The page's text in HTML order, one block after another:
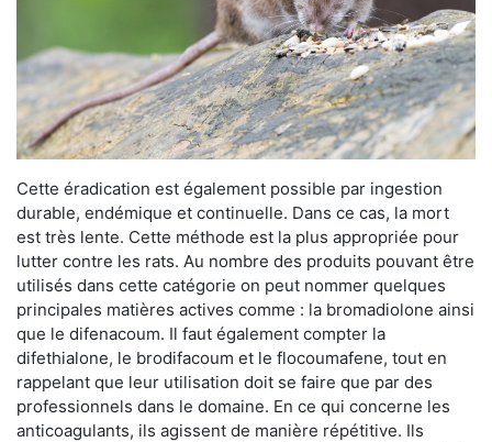
Cette éradication est également possible par ingestion
durable, endémique et continuelle. Dans ce cas, la mort
est très lente. Cette méthode est la plus appropriée pour
lutter contre les rats. Au nombre des produits pouvant être
utilisés dans cette catégorie on peut nommer quelques
principales matières actives comme : la bromadiolone ainsi
que le difenacoum. Il faut également compter la
difethialone, le brodifacoum et le flocoumafene, tout en
rappelant que leur utilisation doit se faire que par des
professionnels dans le domaine. En ce qui concerne les
anticoagulants, ils agissent de manière répétitive. Ils